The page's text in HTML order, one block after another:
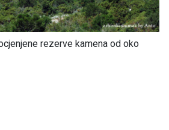
rezerve kamena od oko